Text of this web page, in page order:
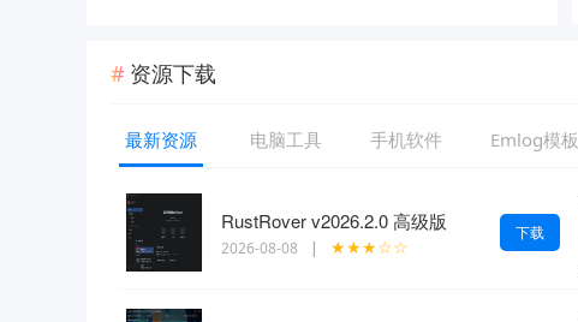
资源下载
最新资源 电脑工具 手机软件 Emlog模板
RustRover v2026.2.0 高级版
2026-08-08 | ★★★☆☆
下载